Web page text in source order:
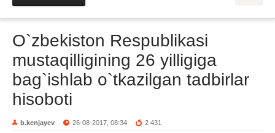
O`zbekiston Respublikasi
mustaqilligining 26 yilligiga
bag`ishlab o`tkazilgan tadbirlar
hisoboti
b.kenjayev 26-08-2017, 08:34 2 431